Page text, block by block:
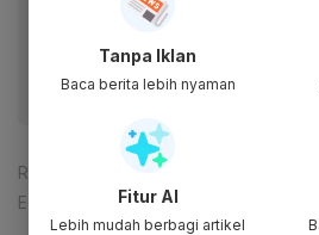
Dapatkan pengalaman membaca
Reporter:
Abdul Azis Said
Editor:
Agustiyanti
Tanpa Iklan
Baca berita lebih nyaman
Fitur AI
Lebih mudah berbagi artikel